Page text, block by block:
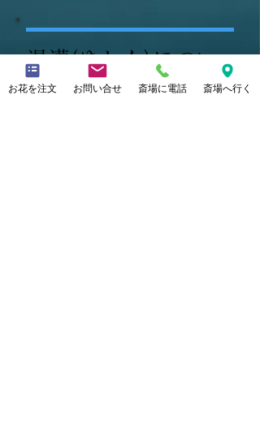
湯灌(ゆかん)につい
お花を注文 お問い合せ 斎場に電話 斎場へ行く